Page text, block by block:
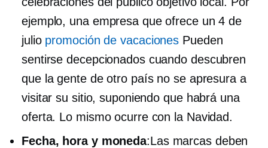
ejemplo, una empresa que ofrece un 4 de
julio promoción de vacaciones Pueden
sentirse decepcionados cuando descubren
que la gente de otro país no se apresura a
visitar su sitio, suponiendo que habrá una
oferta. Lo mismo ocurre con la Navidad.
Fecha, hora y moneda:Las marcas deben